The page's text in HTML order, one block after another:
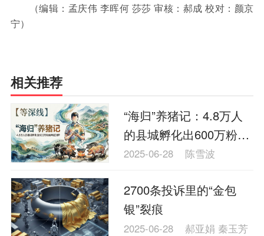
（编辑：孟庆伟 李晖何 莎莎 审核：郝成 校对：颜京
宁）
相关推荐
“海归”养猪记：4.8万人
的县城孵化出600万粉丝
网红矩阵
2025-06-28 陈雪波
2700条投诉里的“金包
银”裂痕
2025-06-28 郝亚娟 秦玉芳